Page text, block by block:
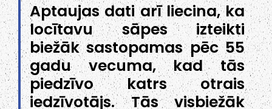
Aptaujas dati arī liecina, ka
locītavu sāpes izteikti
biežāk sastopamas pēc 55
gadu vecuma, kad tās
piedzīvo katrs otrais
iedzīvotājs. Tās visbiežāk